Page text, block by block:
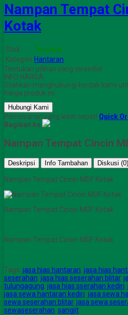
Nampan Tempat
Kotak
Stok
Tersedia
Kategori Hantaran
Tentukan pilihan yang tersedia!
INFO HARGA
Silahkan menghubungi kontak kami
harga produk ini.
Hubungi Kami
Pemesanan yang lebih cepat! Quick
Bagikan ke
Nampan Tempat Cincin
Deskripsi Info Tambahan Diskusi (0)
Nampan Tempat Cincin MDF Kotak
Nampan Tempat Cincin MDF Kotak
Nampan Tempat Cincin MDF Kotak
Tags: jasa hias hantaran, jasa hias
seserahan, jasa hias seserahan blitar,
tulungagung, jasa hias sserahan kediri,
jasa sewa hantaran kediri, jasa sewa
sewa seserahan blitar, jasa sewa
sewaseserahan, sangjit